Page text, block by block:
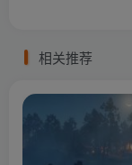
相关推荐